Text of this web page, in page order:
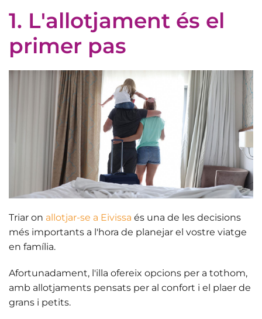
1. L'allotjament és el
primer pas
Triar on allotjar-se a Eivissa és una de les decisions
més importants a l'hora de planejar el vostre viatge
en família.
Afortunadament, l'illa ofereix opcions per a tothom,
amb allotjaments pensats per al confort i el plaer de
grans i petits.